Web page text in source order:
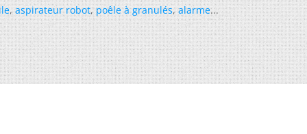
,aspirateur robot,poêle à granulés,alarme...